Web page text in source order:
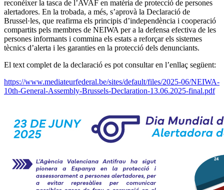
reconéixer la tasca de l’AVAF en matèria de protecció de persones
alertadores. En la trobada, a més, s’aprovà la Declaració de
Brussel·les, que reafirma els principis d’independència i cooperació
compartits pels membres de NEIWA per a la defensa efectiva de les
persones informants i commina els estats a reforçar els sistemes
tècnics d’alerta i les garanties en la protecció dels denunciants.
El text complet de la declaració es pot consultar en l’enllaç següent:
https://www.mediateurfederal.be/sites/default/files/2025-06/NEIWA-
10th-General-Assembly-Brussels-Declaration-13.06.2025-final.pdf